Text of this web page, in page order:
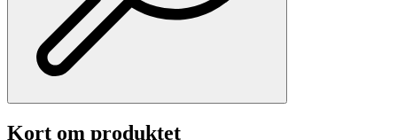
Kort om produktet